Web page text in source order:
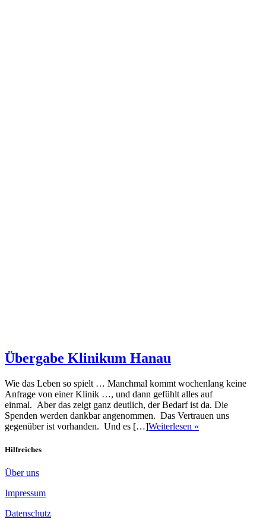
Übergabe Klinikum Hanau
Wie das Leben so spielt … Manchmal kommt wochenlang keine
Anfrage von einer Klinik …, und dann gefühlt alles auf
einmal. Aber das zeigt ganz deutlich, der Bedarf ist da. Die
Spenden werden dankbar angenommen. Das Vertrauen uns
gegenüber ist vorhanden. Und es […]Weiterlesen »
Hilfreiches
Über uns
Impressum
Datenschutz